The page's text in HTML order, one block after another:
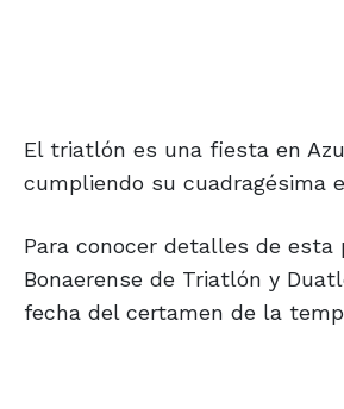
El triatlón es una fiesta en
cumpliendo su cuadragésima
Para conocer detalles de esta
Bonaerense de Triatlón y
fecha del certamen de la